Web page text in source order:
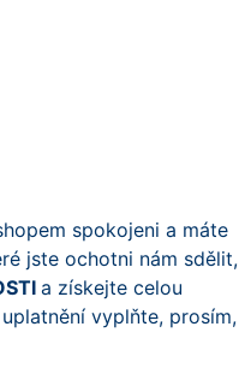
spokojeni a máte
jste ochotni nám sdělit,
a získejte celou
uplatnění vyplňte, prosím,